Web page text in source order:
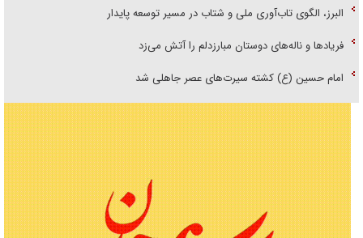
البرز، الگوی تاب‌آوری ملی و شتاب در مسیر توسعه پایدار
فریاد‌ها و ناله‌های دوستان مبارزدلم را آتش می‌زد
امام حسین (ع) کشته سیرت‌های عصر جاهلی شد